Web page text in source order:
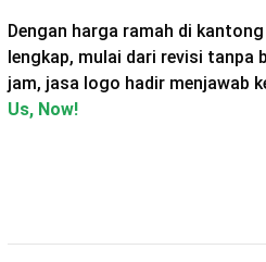
Dengan harga ramah di
lengkap, mulai dari revisi tanpa
jam, jasa logo hadir menjawab
Us, Now!